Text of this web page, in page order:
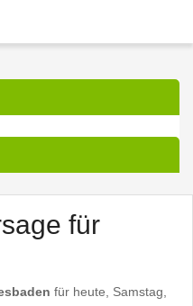
für
für heute, Samstag,